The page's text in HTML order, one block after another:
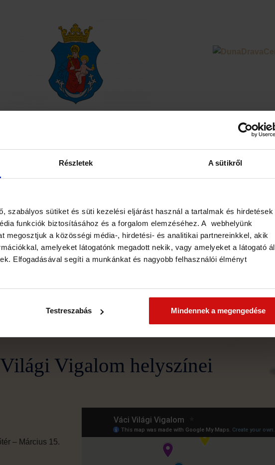
Részletek A sütikről
szabályos sütiket és süti kezelési eljárást használ a tartalmak és hirdetések
funkciók biztosításához és a forgalom elemzéséhez. A webhelyünk
megosztjuk a közösségi média-, hirdetési- és analitikai partnereinkkel, akik
amelyeket látogatónk megadott nekik, vagy amelyeket a látogató
Elfogadásával segíti a munkánkat és nagyobb felhasználói élményt
Testreszabás Mindennek a megengedése
Vigalom helyszínei
– Március 15.